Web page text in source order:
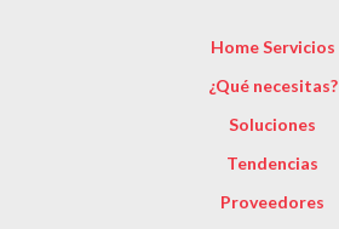
Home Servicios
¿Qué necesitas?
Soluciones
Tendencias
Proveedores